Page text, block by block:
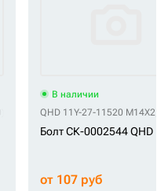
CGR 01010-32090CGR 01010-62090
В наличии
QHD 11Y-27-11520
Болт СК-0002544 QHD
от 107 руб